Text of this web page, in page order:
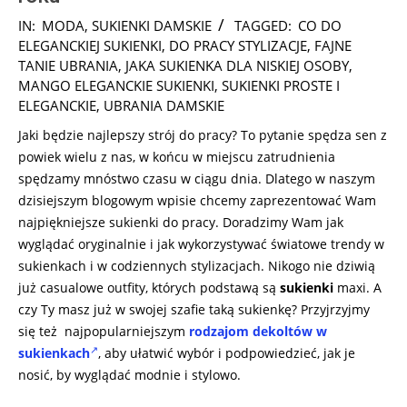
2025-
01-
28
IN: MODA, SUKIENKI DAMSKIE TAGGED: CO DO
ELEGANCKIEJ SUKIENKI, DO PRACY STYLIZACJE, FAJNE
TANIE UBRANIA, JAKA SUKIENKA DLA NISKIEJ OSOBY,
MANGO ELEGANCKIE SUKIENKI, SUKIENKI PROSTE I
ELEGANCKIE, UBRANIA DAMSKIE
Jaki będzie najlepszy strój do pracy? To pytanie spędza sen z
powiek wielu z nas, w końcu w miejscu zatrudnienia
spędzamy mnóstwo czasu w ciągu dnia. Dlatego w naszym
dzisiejszym blogowym wpisie chcemy zaprezentować Wam
najpiękniejsze sukienki do pracy. Doradzimy Wam jak
wyglądać oryginalnie i jak wykorzystywać światowe trendy w
sukienkach i w codziennych stylizacjach. Nikogo nie dziwią
już casualowe outfity, których podstawą są sukienki maxi. A
czy Ty masz już w swojej szafie taką sukienkę? Przyjrzyjmy
się też najpopularniejszym rodzajom dekoltów w
sukienkach , aby ułatwić wybór i podpowiedzieć, jak je
nosić, by wyglądać modnie i stylowo.